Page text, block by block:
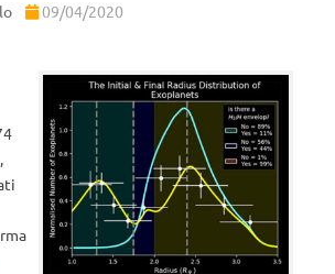
09/04/2020